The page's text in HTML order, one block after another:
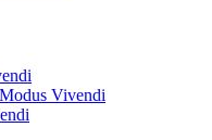
Vivendi